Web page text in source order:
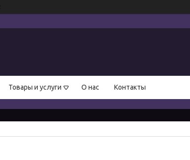
Товары и услуги О нас Контакты